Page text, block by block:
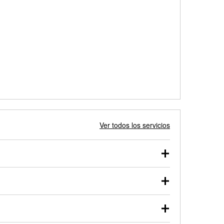
Ver todos los servicios
probarse dentro o fuera del vehículo y cargarse en
de nuestros profesionales te ayudará a encontrar
en el estacionamiento, o desmonta el